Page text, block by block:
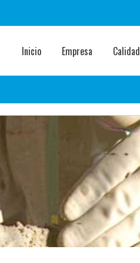
Inicio Empresa Calidad